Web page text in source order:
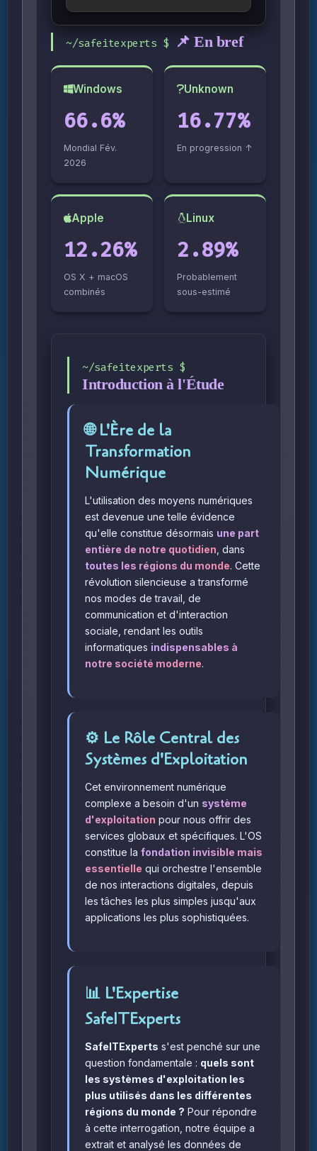
📌 En bref
Windows
66.6%
Mondial Fév.
2026
Unknown
16.77%
En progression ↑
Apple
12.26%
OS X + macOS
combinés
Linux
2.89%
Probablement
sous-estimé
Introduction à l'Étude
🌐 L'Ère de la
Transformation
Numérique
L'utilisation des moyens numériques
est devenue une telle évidence
qu'elle constitue désormais une part
entière de notre quotidien , dans
toutes les régions du monde. Cette
révolution silencieuse a transformé
nos modes de travail, de
communication et d'interaction
sociale, rendant les outils
informatiques indispensables à
notre société moderne.
⚙️ Le Rôle Central des
Systèmes d'Exploitation
Cet environnement numérique
complexe a besoin d'un système
d'exploitation pour nous offrir des
services globaux et spécifiques. L'OS
constitue la fondation invisible mais
essentielle qui orchestre l'ensemble
de nos interactions digitales, depuis
les tâches les plus simples jusqu'aux
applications les plus sophistiquées.
📊 L'Expertise
SafeITExperts
SafeITExperts s'est penché sur une
question fondamentale : quels sont
les systèmes d'exploitation les
plus utilisés dans les différentes
régions du monde ? Pour répondre
à cette interrogation, notre équipe a
extrait et analysé les données de